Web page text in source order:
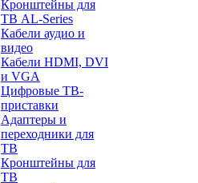
Кронштейны для
ТВ AL-Series
Кабели аудио и
видео
Кабели HDMI, DVI
и VGA
Цифровые ТВ-
приставки
Адаптеры и
переходники для
ТВ
Кронштейны для
ТВ